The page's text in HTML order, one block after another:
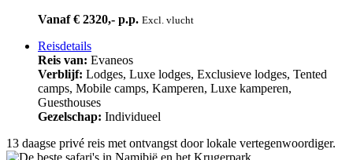
Vanaf € 2320,- p.p. Excl. vlucht
Reisdetails
Reis van: Evaneos
Verblijf: Lodges, Luxe lodges, Exclusieve lodges, Tented
camps, Mobile camps, Kamperen, Luxe kamperen,
Guesthouses
Gezelschap: Individueel
13 daagse privé reis met ontvangst door lokale vertegenwoordiger.